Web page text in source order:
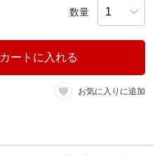
数量
カートに入れる
お気に入りに追加